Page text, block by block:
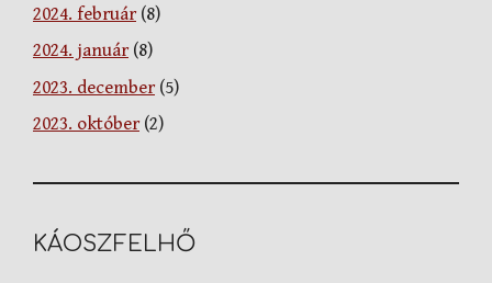
2024. február(8)
2024. január(8)
2023. december(5)
2023. október(2)
KÁOSZFELHŐ